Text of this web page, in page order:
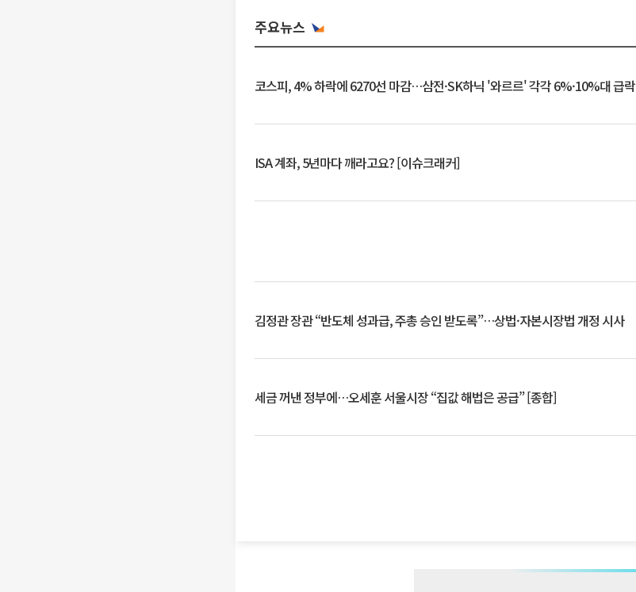
주요뉴스
코스피, 4% 하락에 6270선 마감…삼전·SK하닉 '와르르' 각각 6%·10%대 급락
ISA 계좌, 5년마다 깨라고요? [이슈크래커]
김정관 장관 “반도체 성과급, 주총 승인 받도록”…상법·자본시장법 개정 시사
세금 꺼낸 정부에…오세훈 서울시장 “집값 해법은 공급” [종합]